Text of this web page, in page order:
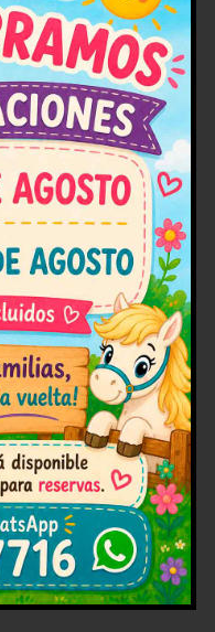
que
horarios. La
medio
de 8 a
La
es de
y
de 8 a 9
alternativa
y
de
en la